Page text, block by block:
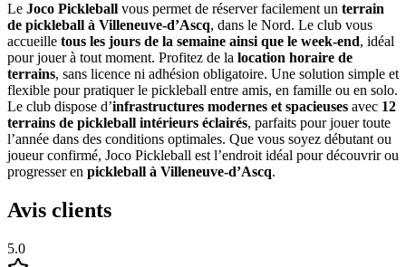
Le Joco Pickleball vous permet de réserver facilement un terrain
de pickleball à Villeneuve-d’Ascq, dans le Nord. Le club vous
accueille tous les jours de la semaine ainsi que le week-end, idéal
pour jouer à tout moment. Profitez de la location horaire de
terrains, sans licence ni adhésion obligatoire. Une solution simple et
flexible pour pratiquer le pickleball entre amis, en famille ou en solo.
Le club dispose d’infrastructures modernes et spacieuses avec 12
terrains de pickleball intérieurs éclairés, parfaits pour jouer toute
l’année dans des conditions optimales. Que vous soyez débutant ou
joueur confirmé, Joco Pickleball est l’endroit idéal pour découvrir ou
progresser en pickleball à Villeneuve-d’Ascq.
Avis clients
5.0